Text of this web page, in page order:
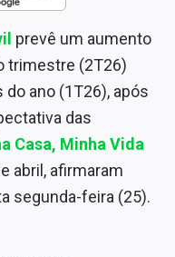
prevê um aumento
trimestre (2T26)
ano (1T26), após
das
Casa, Minha Vida
abril, afirmaram
segunda-feira (25).